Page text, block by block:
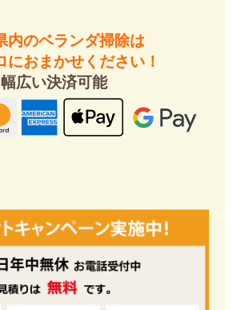
内のベランダ掃除は
におまかせください！
幅広い決済可能